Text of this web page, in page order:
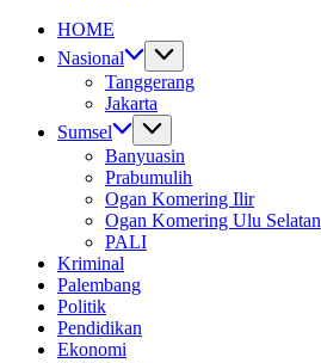
HOME
Nasional
Tanggerang
Jakarta
Sumsel
Banyuasin
Prabumulih
Ogan Komering Ilir
Ogan Komering Ulu Selatan
PALI
Kriminal
Palembang
Politik
Pendidikan
Ekonomi